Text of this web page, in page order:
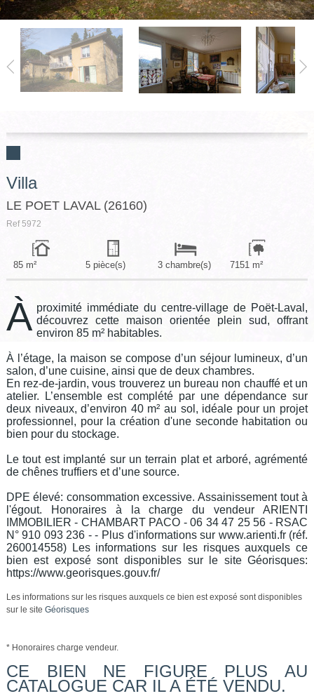
GRIGNAN-TAULIGNAN
VALREAS
CLÉON D'ANDRAN
CONTACT
Villa
LE POET LAVAL (26160)
Ref 5972
85 m² 5 pièce(s) 3 chambre(s) 7151 m²
À proximité immédiate du centre-village de Poët-Laval,
découvrez cette maison orientée plein sud, offrant
environ 85 m² habitables.
À l’étage, la maison se compose d’un séjour lumineux, d’un
salon, d’une cuisine, ainsi que de deux chambres.
En rez-de-jardin, vous trouverez un bureau non chauffé et un
atelier. L’ensemble est complété par une dépendance sur
deux niveaux, d’environ 40 m² au sol, idéale pour un projet
professionnel, pour la création d'une seconde habitation ou
bien pour du stockage.
Le tout est implanté sur un terrain plat et arboré, agrémenté
de chênes truffiers et d’une source.
DPE élevé: consommation excessive. Assainissement tout à
l'égout. Honoraires à la charge du vendeur ARIENTI
IMMOBILIER - CHAMBART PACO - 06 34 47 25 56 - RSAC
N° 910 093 236 - - Plus d'informations sur www.arienti.fr (réf.
260014558) Les informations sur les risques auxquels ce
bien est exposé sont disponibles sur le site Géorisques:
https://www.georisques.gouv.fr/
Les informations sur les risques auxquels ce bien est exposé sont disponibles
sur le site Géorisques
* Honoraires charge vendeur.
CE BIEN NE FIGURE PLUS AU
CATALOGUE CAR IL A ÉTÉ VENDU.